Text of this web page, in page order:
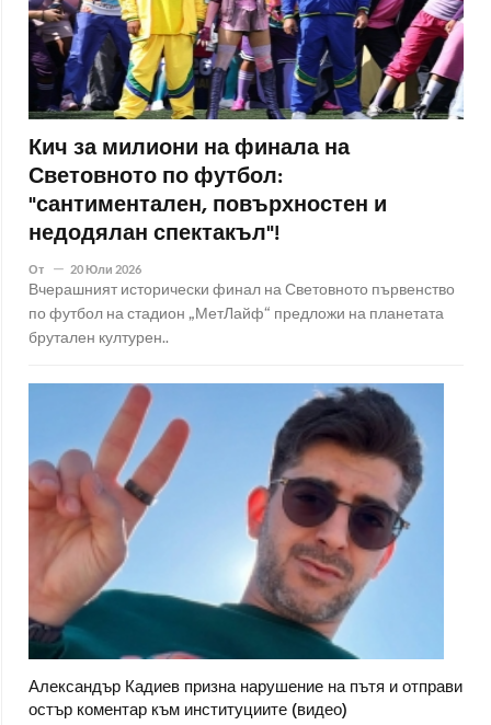
Кич за милиони на финала на
Световното по футбол:
"сантиментален, повърхностен и
недодялан спектакъл"!
От 20 Юли 2026
Вчерашният исторически финал на Световното първенство
по футбол на стадион „МетЛайф“ предложи на планетата
брутален културен..
Александър Кадиев призна нарушение на пътя и отправи
остър коментар към институциите (видео)